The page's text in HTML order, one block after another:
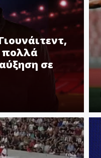
πολλά
σε